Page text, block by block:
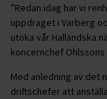
”Redan idag har vi
uppdraget i Varberg
utöka vår Halländska
koncernchef Ohlssons
Med anledning av det
driftschefer att